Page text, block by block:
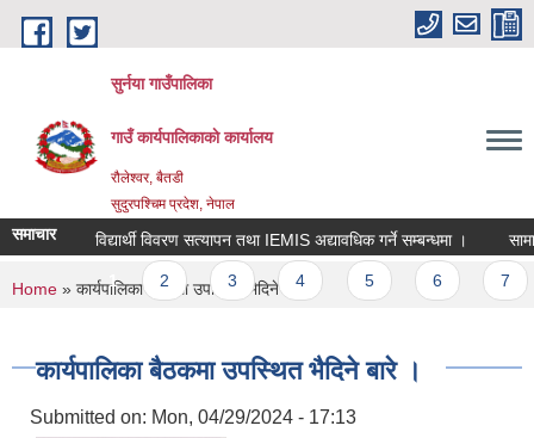
Skip to main content
सुर्नया गाउँपालिका
गाउँ कार्यपालिकाकाे कार्यालय
रौलेश्वर, बैतडी
सुदुरपश्चिम प्रदेश, नेपाल
समाचार विद्यार्थी विवरण सत्यापन तथा IEMIS अद्यावधिक गर्ने सम्बन्धमा ।
Pages
1 4 6 7
You are here
Home » कार्यपालिका बैठकमा उपस्थित भैदिने बारे ।
कार्यपालिका बैठकमा उपस्थित भैदिने बारे ।
Submitted on: Mon, 04/29/2024 - 17:13